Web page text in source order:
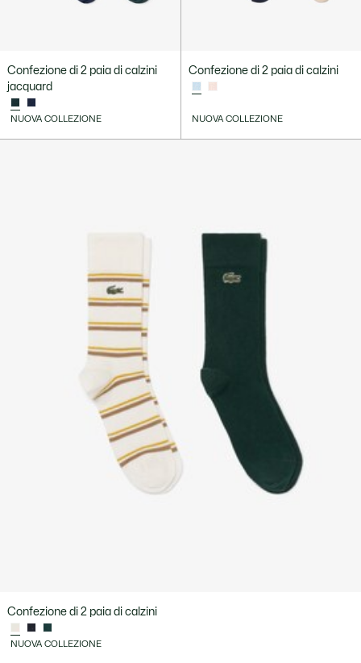
Confezione di 2 paia di calzini
jacquard
NUOVA COLLEZIONE
Confezione di 2 paia di calzini
NUOVA COLLEZIONE
Confezione di 2 paia di calzini
NUOVA COLLEZIONE